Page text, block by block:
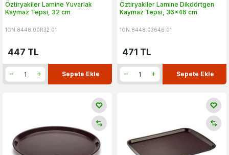
Öztiryakiler Lamine Yuvarlak
Kaymaz Tepsi, 32 cm
1GN.8448.00R32.01
447 TL
Sepete Ekle
Öztiryakiler Lamine Dikdörtgen
Kaymaz Tepsi, 36x46 cm
1GN.8448.03646.01
471 TL
Sepete Ekle